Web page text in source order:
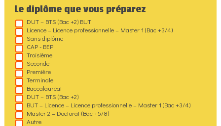
Le diplôme que vous préparez
DUT – BTS (Bac +2) BUT
Licence – Licence professionnelle – Master 1 (Bac +3/4)
Sans diplôme
CAP - BEP
Troisième
Seconde
Première
Terminale
Baccalauréat
DUT – BTS (Bac +2)
BUT – Licence – Licence professionnelle – Master 1 (Bac +3/4)
Master 2 – Doctorat (Bac +5/8)
Autre